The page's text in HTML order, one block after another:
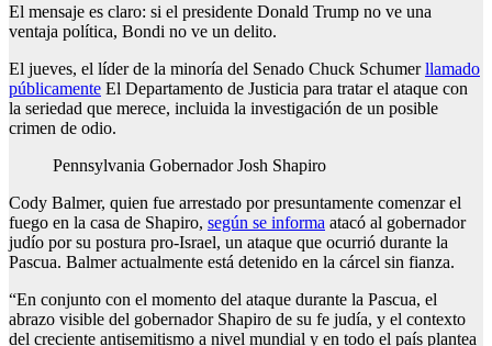
El mensaje es claro: si el presidente Donald Trump no ve una
ventaja política, Bondi no ve un delito.
El jueves, el líder de la minoría del Senado Chuck Schumerllamado
públicamente El Departamento de Justicia para tratar el ataque con
la seriedad que merece, incluida la investigación de un posible
crimen de odio.
Pennsylvania Gobernador Josh Shapiro
Cody Balmer, quien fue arrestado por presuntamente comenzar el
fuego en la casa de Shapiro, según se informa atacó al gobernador
judío por su postura pro-Israel, un ataque que ocurrió durante la
Pascua. Balmer actualmente está detenido en la cárcel sin fianza.
“En conjunto con el momento del ataque durante la Pascua, el
abrazo visible del gobernador Shapiro de su fe judía, y el contexto
del creciente antisemitismo a nivel mundial y en todo el país plantea